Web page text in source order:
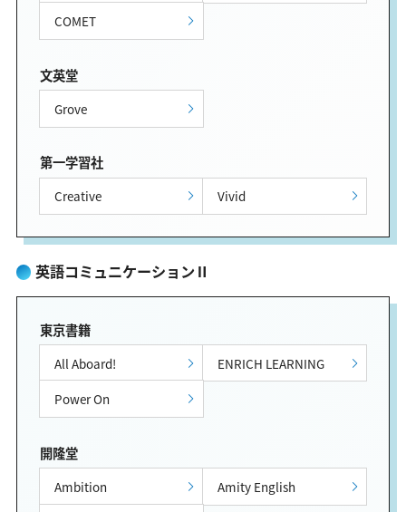
COMET
文英堂
Grove
第一学習社
Creative Vivid
英語コミュニケーションⅡ
東京書籍
All Aboard!
ENRICH LEARNING
Power On
開隆堂
Ambition
Amity English